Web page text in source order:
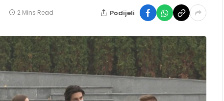
2 Mins Read Podijeli